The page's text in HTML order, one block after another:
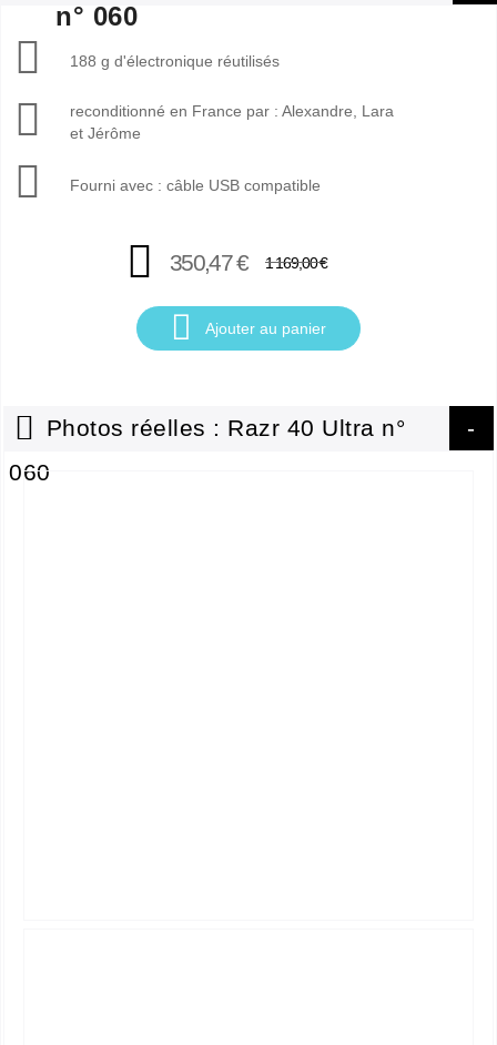
n° 060
188 g d'électronique réutilisés
reconditionné en France par : Alexandre, Lara
et Jérôme
Fourni avec : câble USB compatible
350,47 € 1 169,00 €
Ajouter au panier
Photos réelles : Razr 40 Ultra n°
060